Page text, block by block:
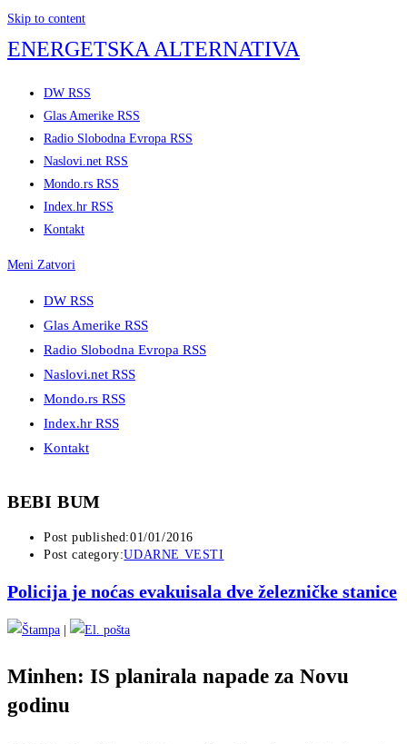
Skip to content
ENERGETSKA ALTERNATIVA
DW RSS
Glas Amerike RSS
Radio Slobodna Evropa RSS
Naslovi.net RSS
Mondo.rs RSS
Index.hr RSS
Kontakt
Meni Zatvori
DW RSS
Glas Amerike RSS
Radio Slobodna Evropa RSS
Naslovi.net RSS
Mondo.rs RSS
Index.hr RSS
Kontakt
BEBI BUM
Post published:01/01/2016
Post category:UDARNE VESTI
Policija je noćas evakuisala dve železničke stanice
Minhen: IS planirala napade za Novu
godinu